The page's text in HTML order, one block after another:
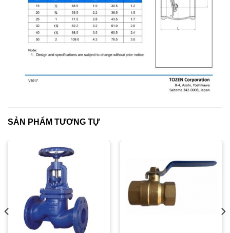
SẢN PHẨM TƯƠNG TỰ